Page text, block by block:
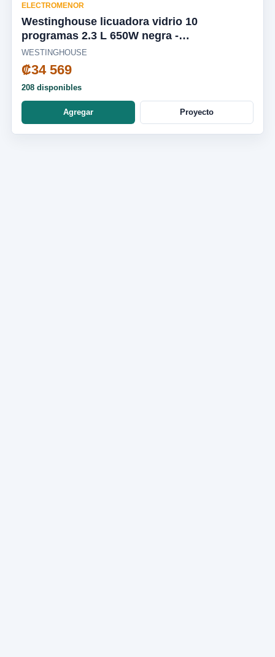
ELECTROMENOR
Westinghouse licuadora vidrio 10
programas 2.3 L 650W negra -
WKBEFL601BK
WESTINGHOUSE
₡34 569
208 disponibles
Agregar Proyecto